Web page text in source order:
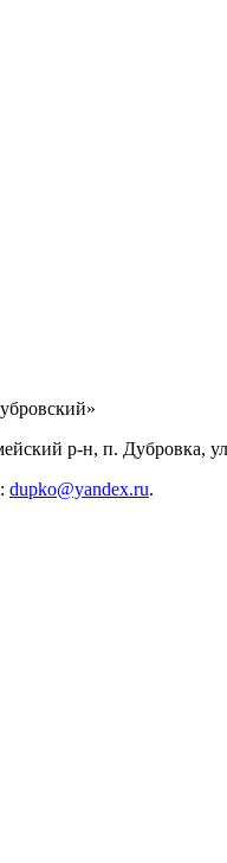
р-н, п. Дубровка,
dupko@yandex.ru.